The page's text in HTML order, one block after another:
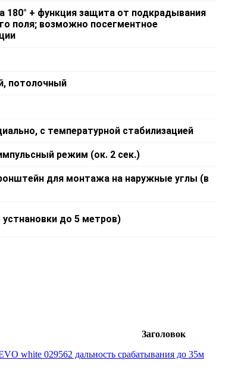
180° + функция защита от подкрадывания
поля; возможно посегментное
потолочный
с температурной стабилизацией
режим (ок. 2 сек.)
для монтажа на наружные углы (в
до 5 метров)
Заголовок
white 029562 дальность срабатывания до 35м